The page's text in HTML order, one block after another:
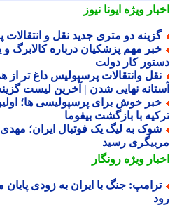
ویژهایونا نیوز
دو متری جدید نقل و انتقالات
مهم پزشکیان درباره کالابرگ و
کار دولت
نهایی شدن | آخرین لیست گزینه
خوش برای پرسپولیسی ها؛ اولین
با بازگشت بیفوما
به لیگ یک فوتبال ایران؛ مهدی
رسید
ویژهرونگار
جنگ با ایران به زودی پایان